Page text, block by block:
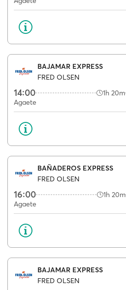
BAJAMAR EXPRESS
FRED OLSEN
14:00 1h 20m
Agaete
BAÑADEROS EXPRESS
FRED OLSEN
16:00 1h 20m
Agaete
BAJAMAR EXPRESS
FRED OLSEN